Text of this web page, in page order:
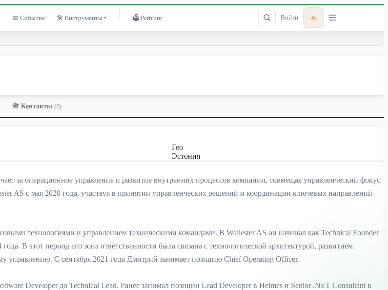
📅 События 🛠 Инструменты ▾ 🗳 Рейтинг Войти 🔥
📇 Контакты (2)
Гео
Эстония
за операционное управление и развитие внутренних процессов компании, совмещая управленческий фокус
AS с мая 2020 года, участвуя в принятии управленческих решений и координации ключевых направлений
технологиями и управлением техническими командами. В Wallester AS он начинал как Technical Founder
В этот период его зона ответственности была связана с технологической архитектурой, развитием
управлению. С сентября 2021 года Дмитрий занимает позицию Chief Operating Officer.
Developer до Technical Lead. Ранее занимал позиции Lead Developer в Helmes и Senior .NET Consultant в